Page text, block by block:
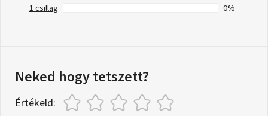
1 csillag
0%
Neked hogy tetszett?
Értékeld: